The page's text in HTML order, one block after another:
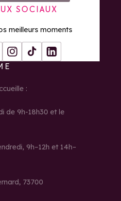
SOCIAUX
meilleurs moments
Instagram
Tiktok LinkedIn
:
de 9h-18h30 et le
9h–12h et 14h–
73700